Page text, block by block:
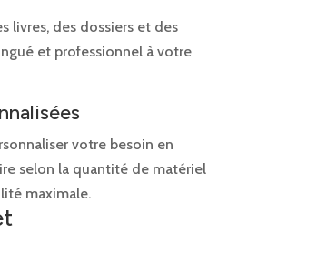
livres, des dossiers et des
et professionnel à votre
votre besoin en
selon la quantité de matériel
maximale.